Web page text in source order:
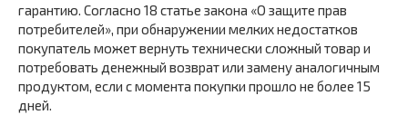
гарантию. Согласно 18 статье закона «О защите прав
потребителей», при обнаружении мелких недостатков
покупатель может вернуть технически сложный товар и
потребовать денежный возврат или замену аналогичным
продуктом, если с момента покупки прошло не более 15
дней.